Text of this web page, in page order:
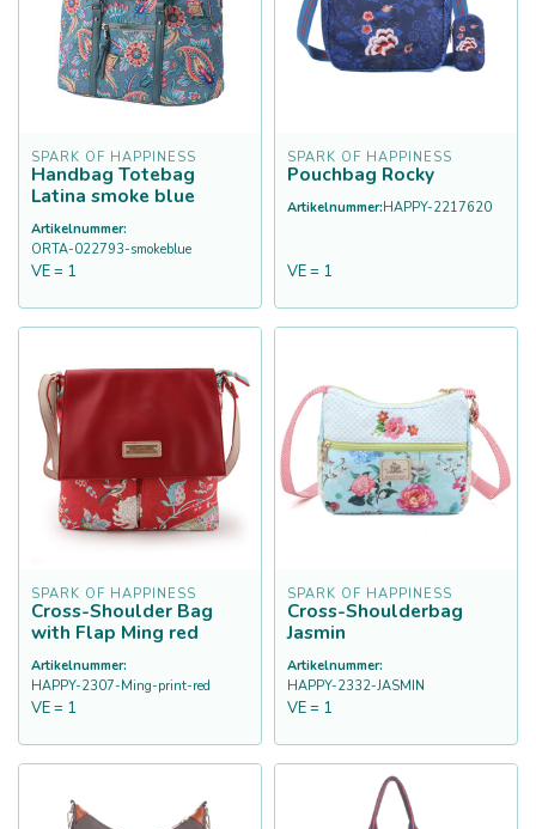
SPARK OF HAPPINESS
Handbag Totebag
Latina smoke blue
Artikelnummer:
ORTA-022793-smokeblue
VE = 1
SPARK OF HAPPINESS
Pouchbag Rocky
Artikelnummer:HAPPY-2217620
VE = 1
SPARK OF HAPPINESS
Cross-Shoulder Bag
with Flap Ming red
Artikelnummer:
HAPPY-2307-Ming-print-red
VE = 1
SPARK OF HAPPINESS
Cross-Shoulderbag
Jasmin
Artikelnummer:
HAPPY-2332-JASMIN
VE = 1